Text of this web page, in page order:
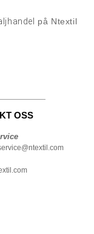
på Ntextil
OSS